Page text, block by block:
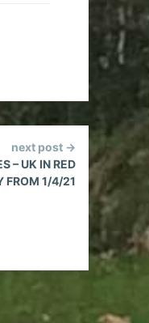
next post →
– UK IN RED
FROM 1/4/21